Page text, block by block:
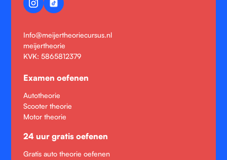
Info@meijertheoriecursus.nl
meijertheorie
KVK: 5865812379
Examen oefenen
Autotheorie
Scooter theorie
Motor theorie
24 uur gratis oefenen
Gratis auto theorie oefenen